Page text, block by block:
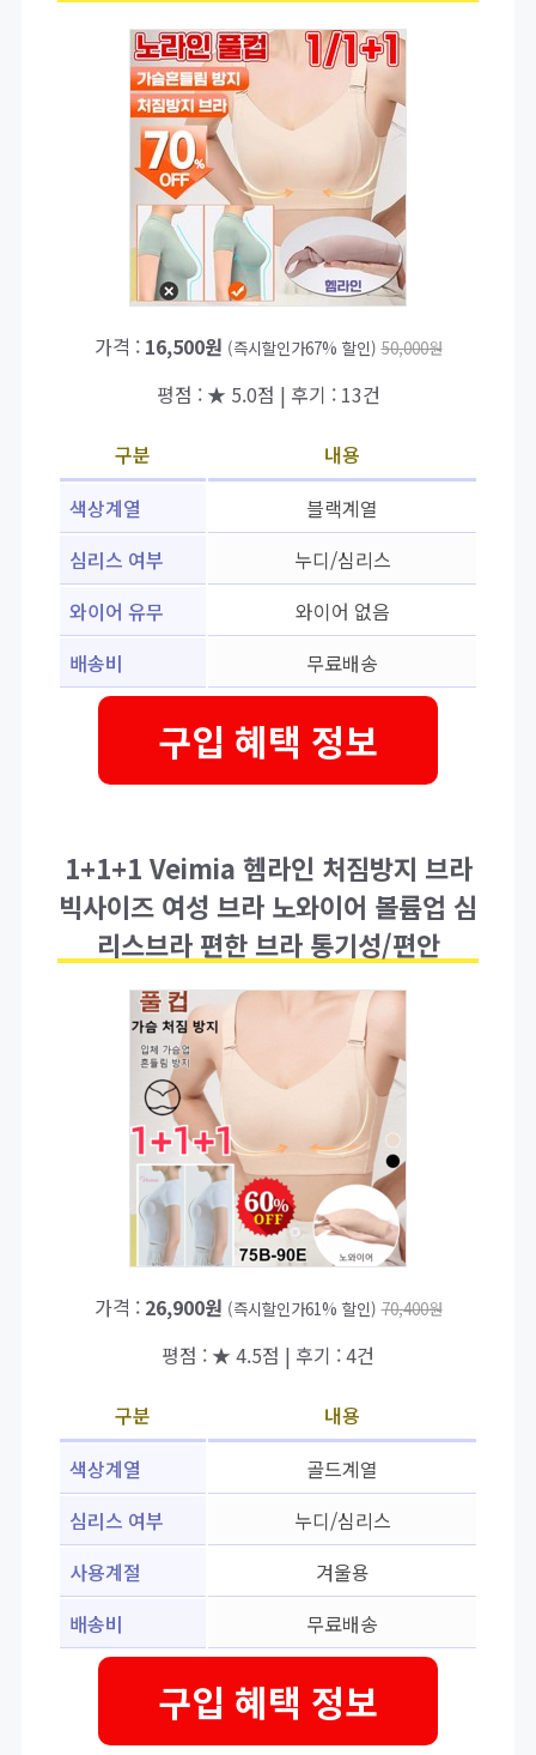
가격 : 16,500원 (즉시할인가67% 할인) 50,000원
평점 : ★ 5.0점 | 후기 : 13건
구분
내용
색상계열
블랙계열
심리스 여부
누디/심리스
와이어 유무
와이어 없음
배송비
무료배송
구입 혜택 정보
1+1+1 Veimia 헴라인 처짐방지 브라
빅사이즈 여성 브라 노와이어 볼륨업 심
리스브라 편한 브라 통기성/편안
가격 : 26,900원 (즉시할인가61% 할인) 70,400원
평점 : ★ 4.5점 | 후기 : 4건
구분
내용
색상계열
골드계열
심리스 여부
누디/심리스
사용계절
겨울용
배송비
무료배송
구입 혜택 정보